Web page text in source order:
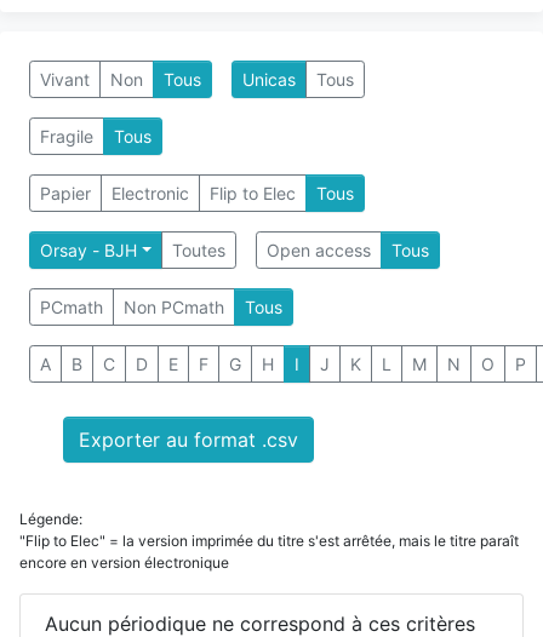
Vivant Non Tous Unicas Tous
Fragile Tous
Papier Electronic Flip to Elec Tous
Orsay - BJH Toutes Open access Tous
PCmath Non PCmath Tous
A B C D E F G H I J K L M N O P
Exporter au format .csv
Légende:
"Flip to Elec" = la version imprimée du titre s'est arrêtée, mais le titre paraît
encore en version électronique
Aucun périodique ne correspond à ces critères